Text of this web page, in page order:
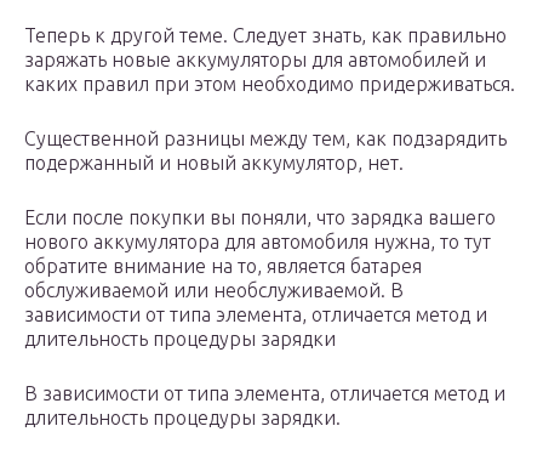
Теперь к другой теме. Следует знать, как правильно
заряжать новые аккумуляторы для автомобилей и
каких правил при этом необходимо придерживаться.
Существенной разницы между тем, как подзарядить
подержанный и новый аккумулятор, нет.
Если после покупки вы поняли, что зарядка вашего
нового аккумулятора для автомобиля нужна, то тут
обратите внимание на то, является батарея
обслуживаемой или необслуживаемой. В
зависимости от типа элемента, отличается метод и
длительность процедуры зарядки
В зависимости от типа элемента, отличается метод и
длительность процедуры зарядки.